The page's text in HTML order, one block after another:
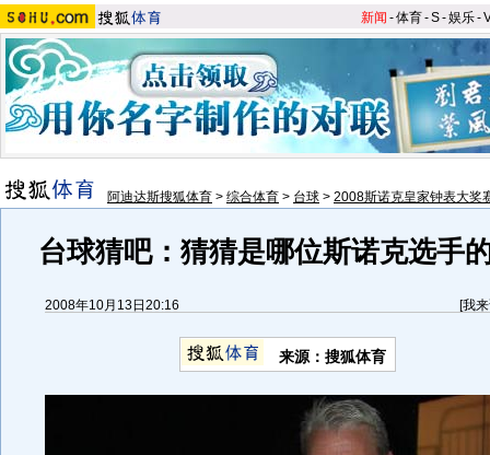
新闻 -体育-S-娱乐-
阿迪达斯搜狐体育 > 综合体育 > 台球 > 2008斯诺克皇家钟表大奖
台球猜吧：猜猜是哪位斯诺克选手
2008年10月13日20:16 [我
来源：搜狐体育